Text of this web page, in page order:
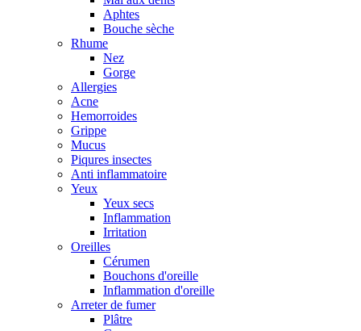
Aphtes
Bouche sèche
Rhume
Nez
Gorge
Allergies
Acne
Hemorroides
Grippe
Mucus
Piqures insectes
Anti inflammatoire
Yeux
Yeux secs
Inflammation
Irritation
Oreilles
Cérumen
Bouchons d'oreille
Inflammation d'oreille
Arreter de fumer
Plâtre